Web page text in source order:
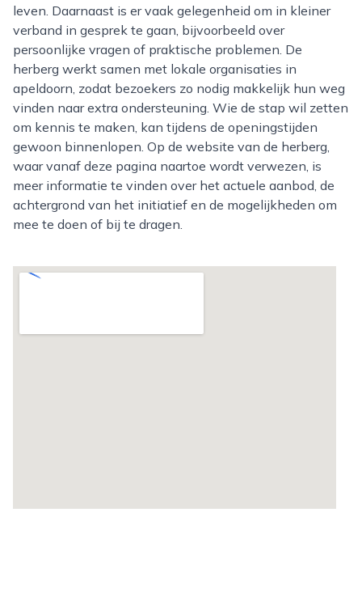
leven. Daarnaast is er vaak gelegenheid om in kleiner
verband in gesprek te gaan, bijvoorbeeld over
persoonlijke vragen of praktische problemen. De
herberg werkt samen met lokale organisaties in
apeldoorn, zodat bezoekers zo nodig makkelijk hun weg
vinden naar extra ondersteuning. Wie de stap wil zetten
om kennis te maken, kan tijdens de openingstijden
gewoon binnenlopen. Op de website van de herberg,
waar vanaf deze pagina naartoe wordt verwezen, is
meer informatie te vinden over het actuele aanbod, de
achtergrond van het initiatief en de mogelijkheden om
mee te doen of bij te dragen.